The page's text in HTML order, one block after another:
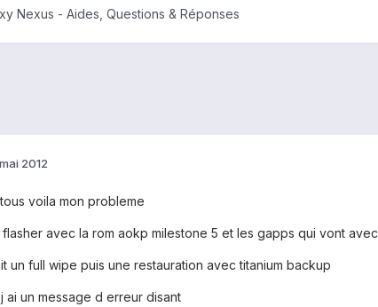
Nexus - Aides, Questions & Réponses
2012
voila mon probleme
avec la rom aokp milestone 5 et les gapps qui vont avec
un full wipe puis une restauration avec titanium backup
ai un message d erreur disant